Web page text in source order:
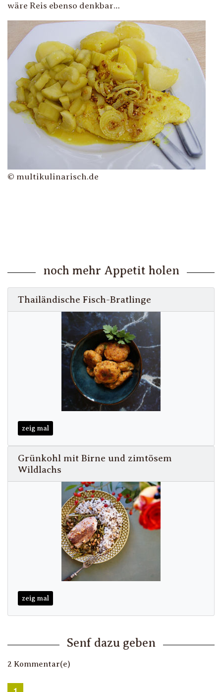
wäre Reis ebenso denkbar…
© multikulinarisch.de
noch mehr Appetit holen
Thailändische Fisch-Bratlinge
zeig mal
Grünkohl mit Birne und zimtösem
Wildlachs
zeig mal
Senf dazu geben
2 Kommentar(e)